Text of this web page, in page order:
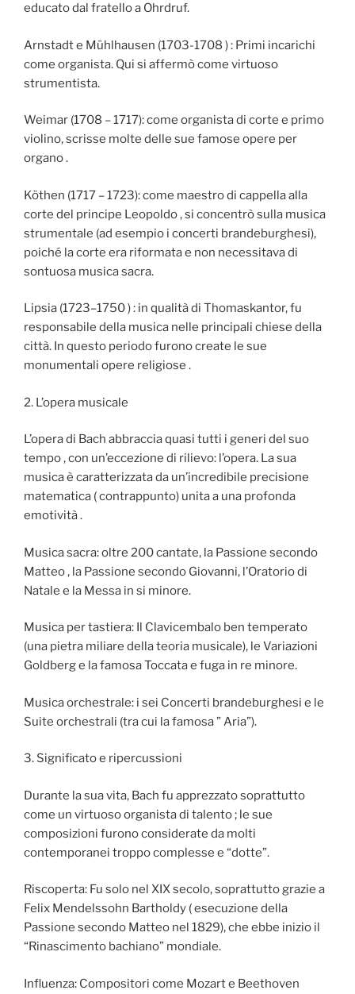
educato dal fratello a Ohrdruf.
Arnstadt e Mühlhausen (1703-1708 ) : Primi incarichi
come organista. Qui si affermò come virtuoso
strumentista.
Weimar (1708 – 1717): come organista di corte e primo
violino, scrisse molte delle sue famose opere per
organo .
Köthen (1717 – 1723): come maestro di cappella alla
corte del principe Leopoldo , si concentrò sulla musica
strumentale (ad esempio i concerti brandeburghesi),
poiché la corte era riformata e non necessitava di
sontuosa musica sacra.
Lipsia (1723–1750 ) : in qualità di Thomaskantor, fu
responsabile della musica nelle principali chiese della
città. In questo periodo furono create le sue
monumentali opere religiose .
2. L’opera musicale
L’opera di Bach abbraccia quasi tutti i generi del suo
tempo , con un’eccezione di rilievo: l’opera. La sua
musica è caratterizzata da un’incredibile precisione
matematica ( contrappunto) unita a una profonda
emotività .
Musica sacra: oltre 200 cantate, la Passione secondo
Matteo , la Passione secondo Giovanni, l’Oratorio di
Natale e la Messa in si minore.
Musica per tastiera: Il Clavicembalo ben temperato
(una pietra miliare della teoria musicale), le Variazioni
Goldberg e la famosa Toccata e fuga in re minore.
Musica orchestrale: i sei Concerti brandeburghesi e le
Suite orchestrali (tra cui la famosa ” Aria”).
3. Significato e ripercussioni
Durante la sua vita, Bach fu apprezzato soprattutto
come un virtuoso organista di talento ; le sue
composizioni furono considerate da molti
contemporanei troppo complesse e “dotte”.
Riscoperta: Fu solo nel XIX secolo, soprattutto grazie a
Felix Mendelssohn Bartholdy ( esecuzione della
Passione secondo Matteo nel 1829), che ebbe inizio il
“Rinascimento bachiano” mondiale.
Influenza: Compositori come Mozart e Beethoven